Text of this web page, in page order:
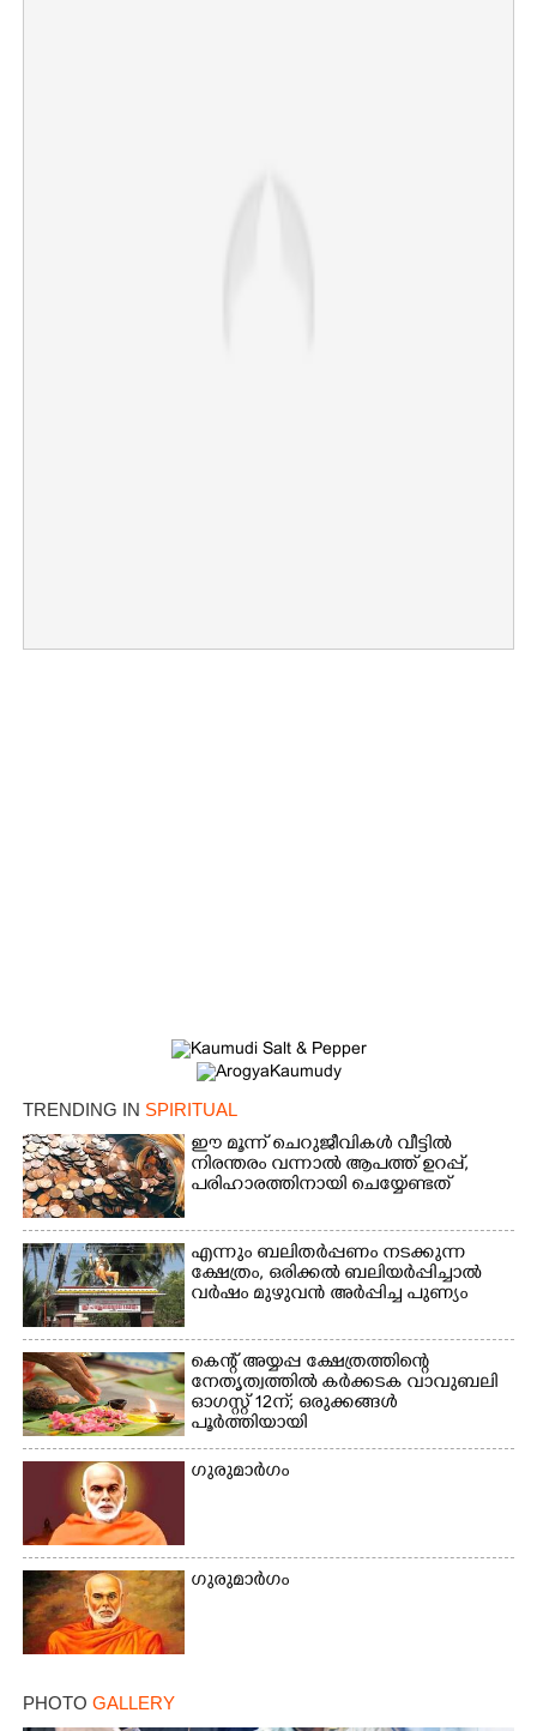
TRENDING IN SPIRITUAL
ഈ മൂന്ന് ചെറുജീവികൾ വീട്ടിൽ
നിരന്തരം വന്നാൽ ആപത്ത് ഉറപ്പ്,​
പരിഹാരത്തിനായി ചെയ്യേണ്ടത്
എന്നും ബലിതർപ്പണം നടക്കുന്ന
ക്ഷേത്രം,​ ഒരിക്കൽ ബലിയർപ്പിച്ചാൽ
വർഷം മുഴുവൻ അർപ്പിച്ച പുണ്യം
കെന്റ് അയ്യപ്പ ക്ഷേത്രത്തിന്റെ
നേതൃത്വത്തിൽ കർക്കടക വാവുബലി
ഓഗസ്റ്റ് 12ന്; ഒരുക്കങ്ങൾ
പൂർത്തിയായി
ഗുരുമാർഗം
ഗുരുമാർഗം
PHOTO GALLERY